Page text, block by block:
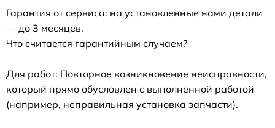
Гарантия от сервиса: на установленные нами детали
— до 3 месяцев.
Что считается гарантийным случаем?
Для работ: Повторное возникновение неисправности,
который прямо обусловлен с выполненной работой
(например, неправильная установка запчасти).